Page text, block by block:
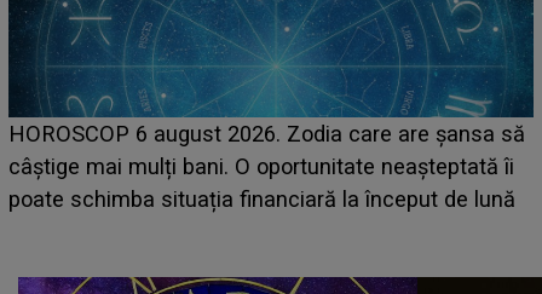
HOROSCOP 6 august 2026. Zodia care are șansa să
câștige mai mulți bani. O oportunitate neașteptată îi
poate schimba situația financiară la început de lună